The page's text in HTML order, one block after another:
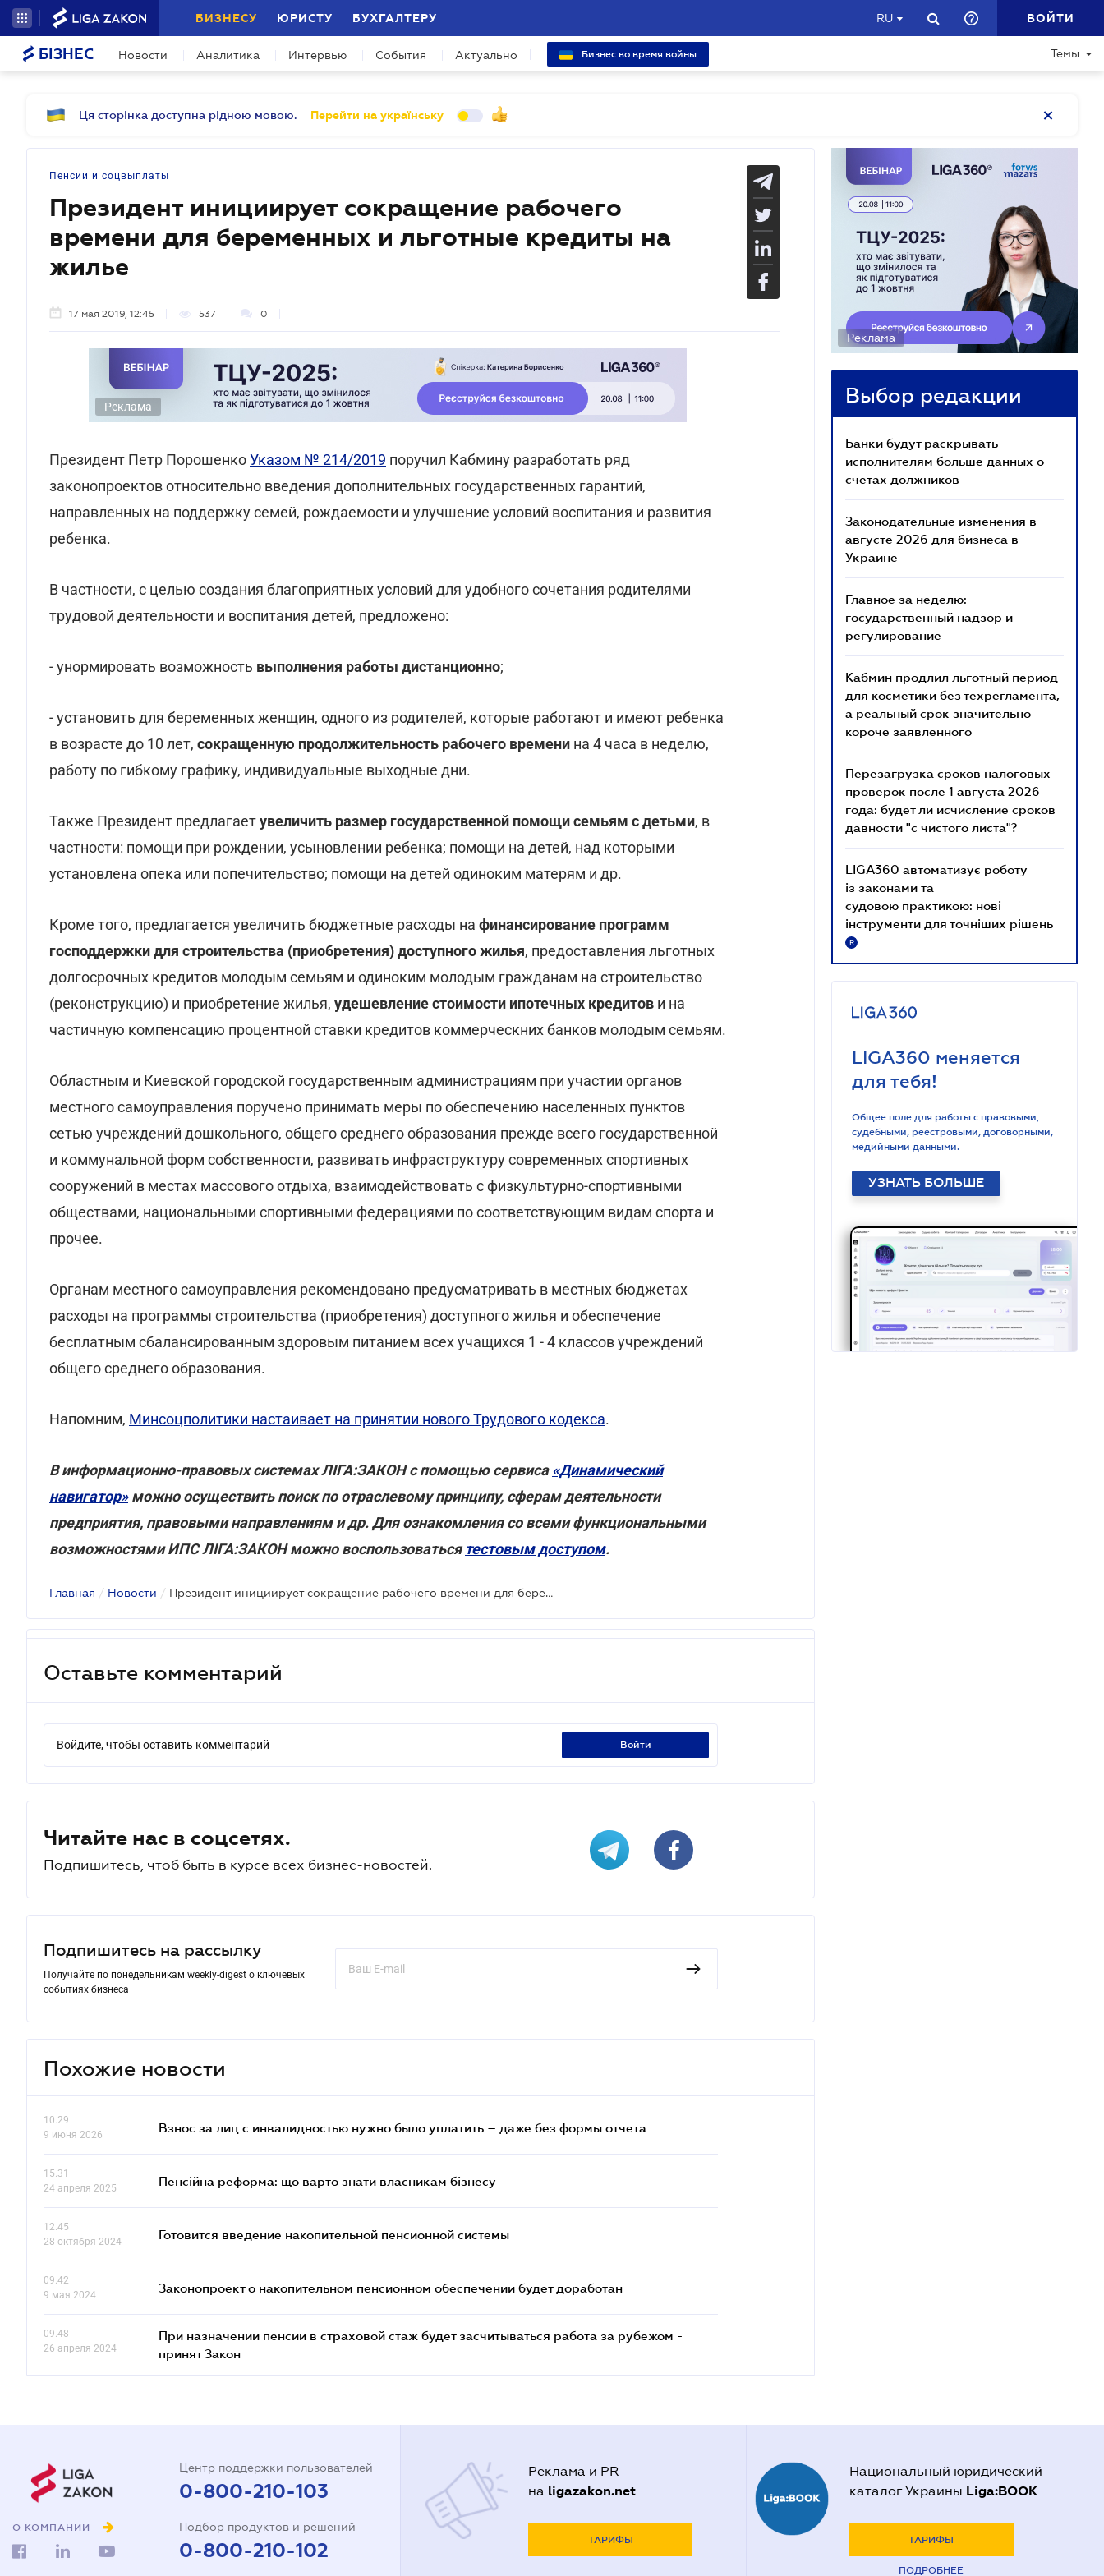
БИЗНЕСУ ЮРИСТУ БУХГАЛТЕРУ RU ВОЙТИ
БІЗНЕС Новости Аналитика Интервью События Актуально Бизнес во время войны Темы
Ця сторінка доступна рідною мовою. Перейти на українську
Пенсии и соцвыплаты
Президент инициирует сокращение рабочего
времени для беременных и льготные кредиты на
жилье
17 мая 2019, 12:45 537 0
Реклама
Президент Петр ПорошенкоУказом № 214/2019 поручил Кабмину разработать ряд
законопроектов относительно введения дополнительных государственных гарантий,
направленных на поддержку семей, рождаемости и улучшение условий воспитания и развития
ребенка.
В частности, с целью создания благоприятных условий для удобного сочетания родителями
трудовой деятельности и воспитания детей, предложено:
- унормировать возможность выполнения работы дистанционно;
- установить для беременных женщин, одного из родителей, которые работают и имеют ребенка
в возрасте до 10 лет, сокращенную продолжительность рабочего времени на 4 часа в неделю,
работу по гибкому графику, индивидуальные выходные дни.
Также Президент предлагаетувеличить размер государственной помощисемьям с детьми, в
частности: помощи при рождении, усыновлении ребенка; помощи на детей, над которыми
установлена опека или попечительство; помощи на детей одиноким матерям и др.
Кроме того, предлагается увеличить бюджетные расходы на финансирование программ
господдержки для строительства (приобретения) доступного жилья, предоставления льготных
долгосрочных кредитов молодым семьям и одиноким молодым гражданам на строительство
(реконструкцию) и приобретение жилья, удешевление стоимости ипотечных кредитов и на
частичную компенсацию процентной ставки кредитов коммерческних банков молодым семьям.
Областным и Киевской городской государственным администрациям при участии органов
местного самоуправления поручено принимать меры по обеспечению населенных пунктов
сетью учреждений дошкольного, общего среднего образования прежде всего государственной
и коммунальной форм собственности, развивать инфраструктуру современных спортивных
сооружений в местах массового отдыха, взаимодействовать с физкультурно-спортивными
обществами, национальными спортивными федерациями по соответствующим видам спорта и
прочее.
Органам местного самоуправления рекомендовано предусматривать в местных бюджетах
расходы на программы строительства (приобретения) доступного жилья и обеспечение
бесплатным сбалансированным здоровым питанием всех учащихся 1 - 4 классов учреждений
общего среднего образования.
Напомним, Минсоцполитики настаивает на принятии нового Трудового кодекса.
В информационно-правовых системах ЛІГА:ЗАКОН с помощью сервиса «Динамический
навигатор»можно осуществить поиск по отраслевому принципу, сферам деятельности
предприятия, правовыми направлениям и др. Для ознакомления со всеми функциональными
возможностями ИПС ЛІГА:ЗАКОН можно воспользоваться тестовым доступом.
Главная / Новости / Президент инициирует сокращение рабочего времени для беременных и льготные кредиты на жилье
Оставьте комментарий
Войдите, чтобы оставить комментарий войти
Читайте нас в соцсетях.
Подпишитесь, чтоб быть в курсе всех бизнес-новостей.
Подпишитесь на рассылку
Получайте по понедельникам weekly-digest о ключевых
событиях бизнеса
Похожие новости
10.29
9 июня 2026
Взнос за лиц с инвалидностью нужно было уплатить – даже без формы отчета
15.31
24 апреля 2025
Пенсійна реформа: що варто знати власникам бізнесу
12.45
28 октября 2024
Готовится введение накопительной пенсионной системы
09.42
9 мая 2024
Законопроект о накопительном пенсионном обеспечении будет доработан
09.48
26 апреля 2024
При назначении пенсии в страховой стаж будет засчитываться работа за рубежом -
принят Закон
Реклама
Выбор редакции
Банки будут раскрывать
исполнителям больше данных о
счетах должников
Законодательные изменения в
августе 2026 для бизнеса в
Украине
Главное за неделю:
государственный надзор и
регулирование
Кабмин продлил льготный период
для косметики без техрегламента,
а реальный срок значительно
короче заявленного
Перезагрузка сроков налоговых
проверок после 1 августа 2026
года: будет ли исчисление сроков
давности "с чистого листа"?
LIGA360 автоматизує роботу
із законами та
судовою практикою: нові
інструменти для точніших рішень
R
LIGA360 меняется
для тебя!
Общее поле для работы с правовыми,
судебными, реестровыми, договорными,
медийными данными.
УЗНАТЬ БОЛЬШЕ
О КОМПАНИИ
Центр поддержки пользователей
0-800-210-103
Подбор продуктов и решений
0-800-210-102
Реклама и PR
на ligazakon.net
ТАРИФЫ
Национальный юридический
каталог Украины Liga:BOOK
ТАРИФЫ
ПОДРОБНЕЕ